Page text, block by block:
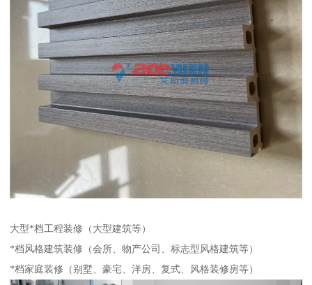
大型*档工程装修（大型建筑等）
*档风格建筑装修（会所、物产公司、标志型风格建筑等）
*档家庭装修（别墅、豪宅、洋房、复式、风格装修房等）